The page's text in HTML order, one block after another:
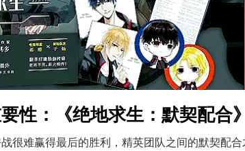
性：《绝地求生：默契配合》
很难赢得最后的胜利，精英团队之间的默契配合